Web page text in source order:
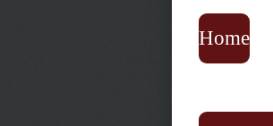
Home